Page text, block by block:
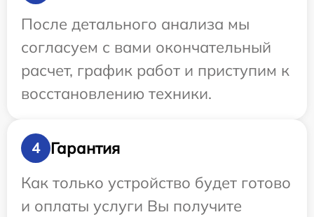
После детального анализа мы
согласуем с вами окончательный
расчет, график работ и приступим к
восстановлению техники.
4
Гарантия
Как только устройство будет готово
и оплаты услуги Вы получите